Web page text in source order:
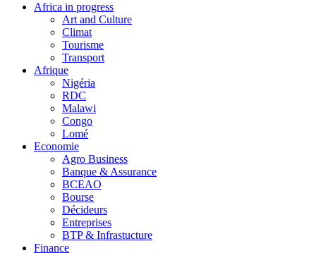
Africa in progress
Art and Culture
Climat
Tourisme
Transport
Afrique
Nigéria
RDC
Malawi
Congo
Lomé
Economie
Agro Business
Banque & Assurance
BCEAO
Bourse
Décideurs
Entreprises
BTP & Infrastucture
Finance